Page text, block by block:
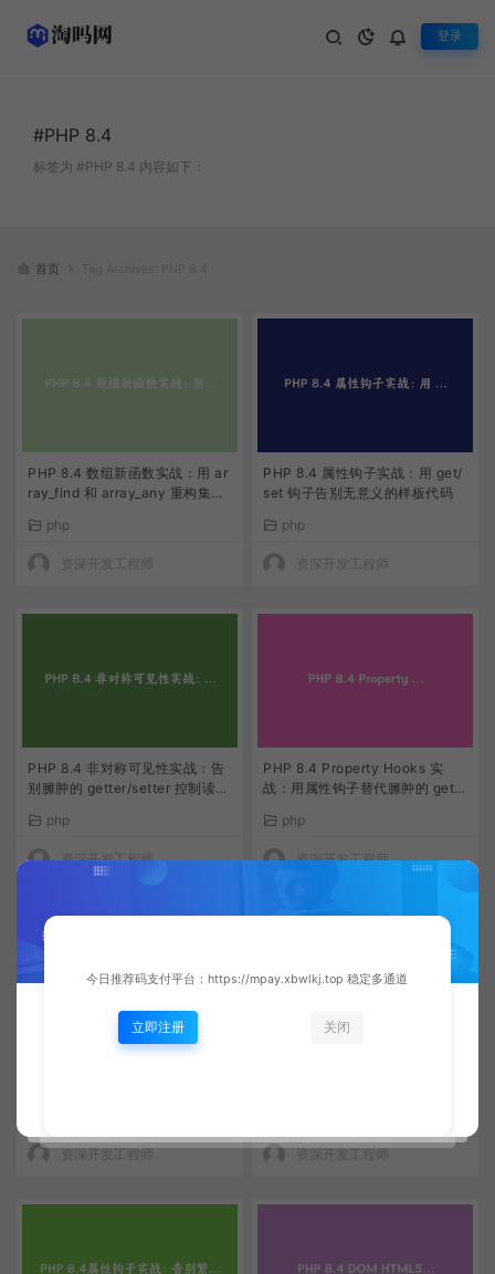
登录
#PHP 8.4
标签为 #PHP 8.4 内容如下：
首页
PHP 8.4 数组新函数实战：用 ar
ray_find 和 array_any 重构集合
php
资深开发工程师
PHP 8.4 属性钩子实战：用 get/
set 钩子告别无意义的样板代码
php
资深开发工程师
PHP 8.4 非对称可见性实战：告
别臃肿的 getter/setter 控制读写
php
资深开发工程师
PHP 8.4 Property Hooks 实
战：用属性钩子替代臃肿的 gette
php
资深开发工程师
资深开发工程师 资深开发工程师
今日推荐码支付平台：https://mpay.xbwlkj.top 稳定多通道
立即注册 关闭